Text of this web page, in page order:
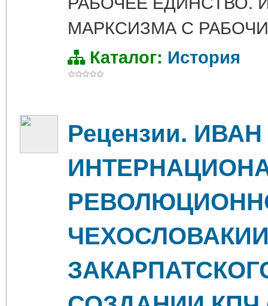
МАРКСИЗМА С
Каталог: История
Рецензии.